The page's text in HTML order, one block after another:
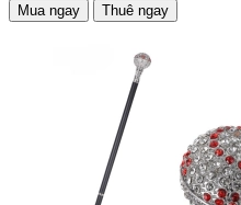
Mua ngay Thuê ngay